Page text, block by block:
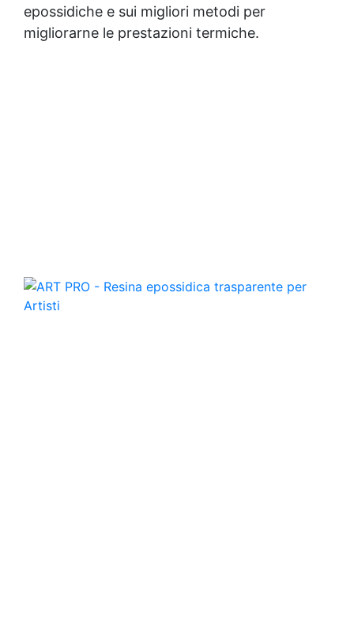
epossidiche e sui migliori metodi per
migliorarne le prestazioni termiche.